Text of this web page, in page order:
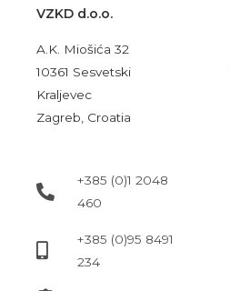
VZKD d.o.o.
A.K. Miošića 32
10361 Sesvetski
Kraljevec
Zagreb, Croatia
+385 (0)1 2048
460
+385 (0)95 8491
234